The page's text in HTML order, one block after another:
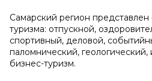
Самарский регион
туризма: отпускной,
спортивный, деловой,
паломнический, геологический,
бизнес-туризм.